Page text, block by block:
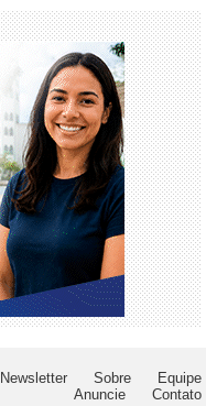
Newsletter Sobre
Equipe
Anuncie
Contato